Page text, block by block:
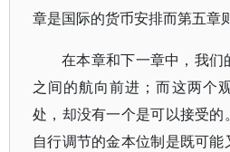
章是国际的货币安排而第五章
在本章和下一章中，我
之间的航向前进；而这两个
处，却没有一个是可以接受
自行调节的金本位制是既可能